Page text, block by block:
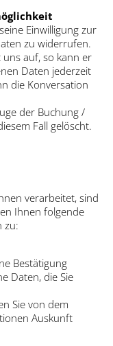
Einwilligung zur
zu widerrufen.
auf, so kann er
Daten jederzeit
die Konversation
der Buchung /
Fall gelöscht.
verarbeitet, sind
Ihnen folgende
zu:
Bestätigung
Daten, die Sie
Sie von dem
Auskunft